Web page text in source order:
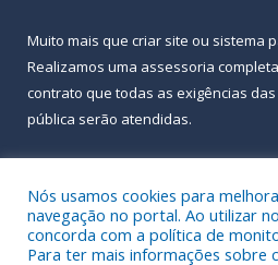
Muito mais que criar site ou sistema
Realizamos uma assessoria
contrato que todas as exigências das
pública serão atendidas.
Nós usamos cookies para
navegação no portal. Ao utilizar
concorda com a política de
Para ter mais informações sobre